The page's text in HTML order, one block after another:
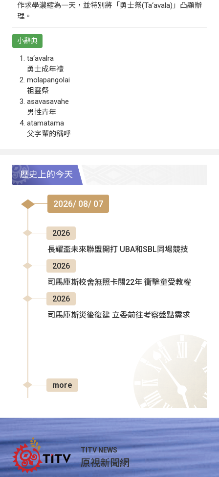
作求學濃縮為一天，並特別將「勇士祭(Ta‘avala)」凸顯辦
理。
小辭典
ta‘avalra
勇士成年禮
molapangolai
祖靈祭
asavasavahe
男性青年
atamatama
父字輩的稱呼
歷史上的今天
2026/ 08/ 07
2026
長耀盃未來聯盟開打 UBA和SBL同場競技
2026
司馬庫斯校舍無照卡關22年 衝擊童受教權
2026
司馬庫斯災後復建 立委前往考察盤點需求
more
TITV NEWS
原視新聞網